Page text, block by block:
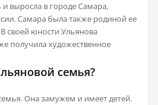
выросла в городе Самара,
Самара была также родиной ее
своей юности Ульянова
получила художественное
семья?
Она замужем и имеет детей.